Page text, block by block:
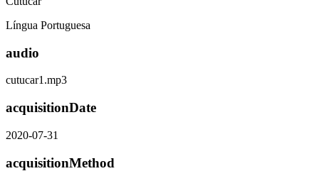
Língua Portuguesa
audio
cutucar1.mp3
acquisitionDate
2020-07-31
acquisitionMethod